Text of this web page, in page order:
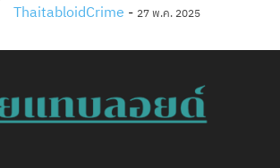
ThaitabloidCrime - 27 พ.ค. 2025